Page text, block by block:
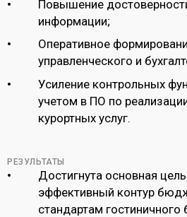
Повышение
информации;
Оперативное
управленческого и
Усиление контрольных
учетом в ПО по
курортных услуг.
РЕЗУЛЬТАТЫ
Достигнута основная
эффективный контур
стандартам гостиничного